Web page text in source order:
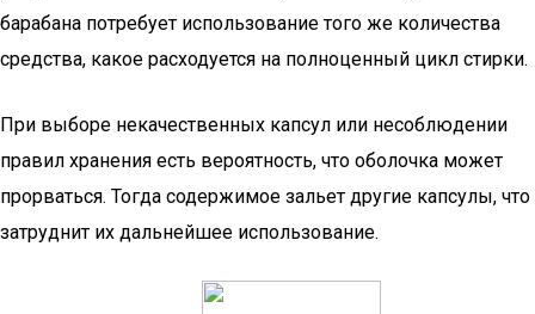
барабана потребует использование того же количества
средства, какое расходуется на полноценный цикл стирки.
При выборе некачественных капсул или несоблюдении
правил хранения есть вероятность, что оболочка может
прорваться. Тогда содержимое зальет другие капсулы, что
затруднит их дальнейшее использование.